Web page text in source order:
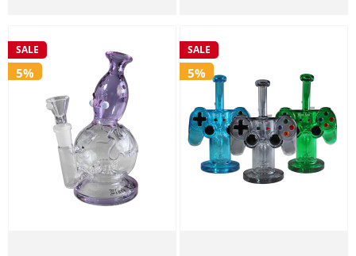
SALE
5%
SALE
5%